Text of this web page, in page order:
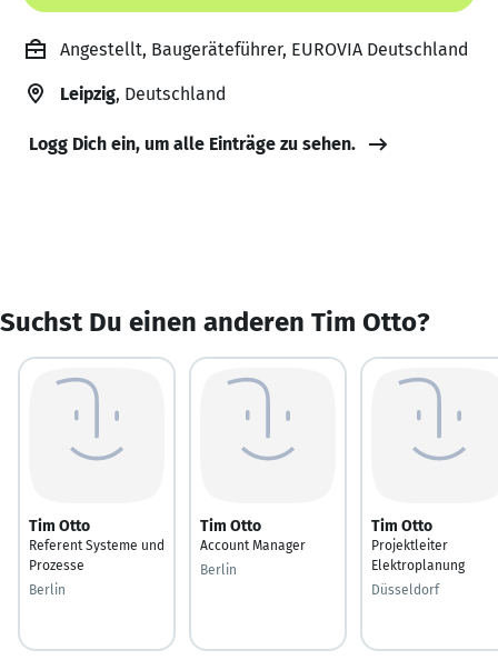
Angestellt, Baugeräteführer, EUROVIA Deutschland
Leipzig, Deutschland
Logg Dich ein, um alle Einträge zu sehen.
Suchst Du einen anderen Tim Otto?
Tim Otto
Referent Systeme und
Prozesse
Berlin
Tim Otto
Account Manager
Berlin
Tim Otto
Projektleiter
Elektroplanung
Düsseldorf